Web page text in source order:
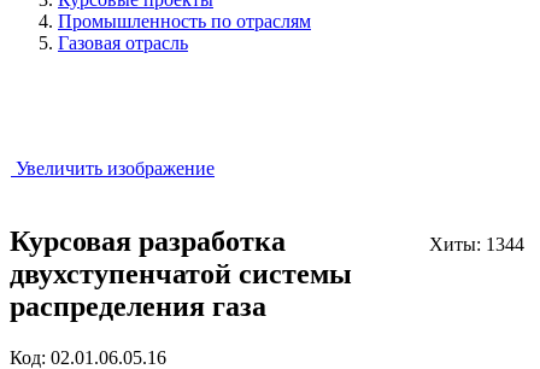
Промышленность по отраслям
Газовая отрасль
Увеличить изображение
Хиты: 1344
Курсовая разработка
двухступенчатой системы
распределения газа
Код: 02.01.06.05.16